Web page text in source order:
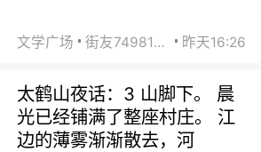
文学广场 街友74981146 昨天16:26
太鹤山夜话：3 山脚下。 晨
光已经铺满了整座村庄。 江
边的薄雾渐渐散去，河